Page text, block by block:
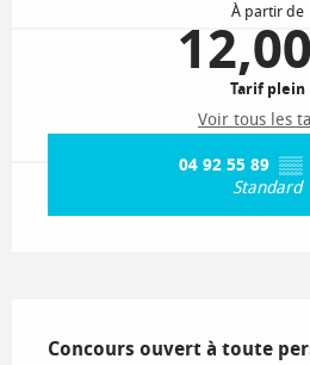
À partir de
Tarif plein
Voir tous les
04 92 55 89 ▒▒
Standard
Concours ouvert à toute